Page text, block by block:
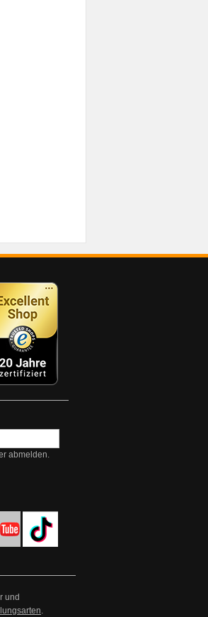
abmelden.
und
.